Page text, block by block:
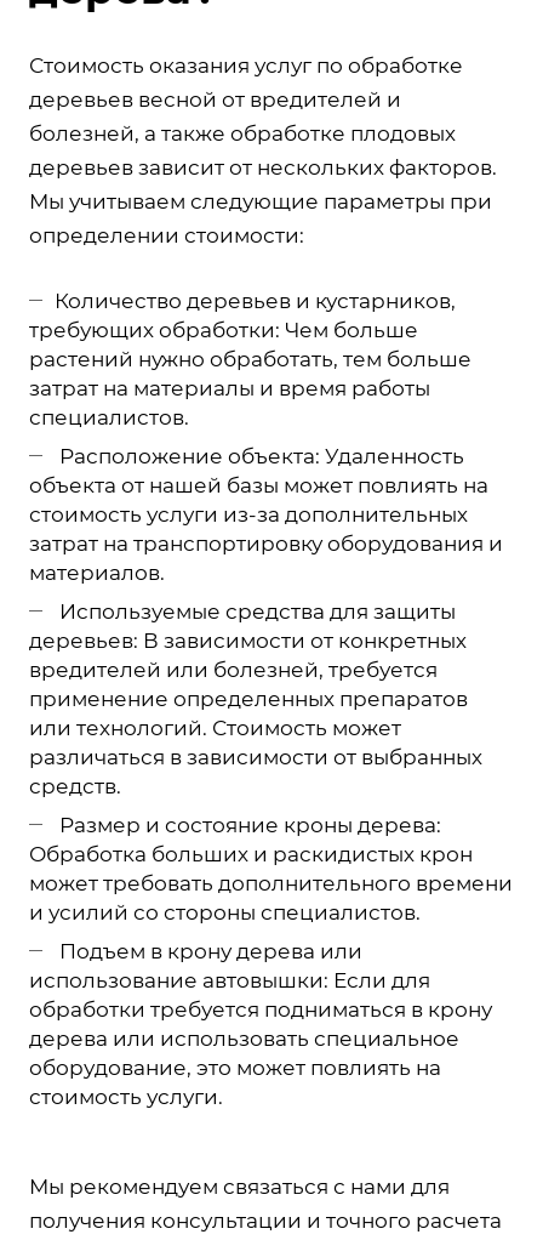
Стоимость оказания услуг по обработке
деревьев весной от вредителей и
болезней, а также обработке плодовых
деревьев зависит от нескольких факторов.
Мы учитываем следующие параметры при
определении стоимости:
Количество деревьев и кустарников,
требующих обработки: Чем больше
растений нужно обработать, тем больше
затрат на материалы и время работы
специалистов.
Расположение объекта: Удаленность
объекта от нашей базы может повлиять на
стоимость услуги из-за дополнительных
затрат на транспортировку оборудования и
материалов.
Используемые средства для защиты
деревьев: В зависимости от конкретных
вредителей или болезней, требуется
применение определенных препаратов
или технологий. Стоимость может
различаться в зависимости от выбранных
средств.
Размер и состояние кроны дерева:
Обработка больших и раскидистых крон
может требовать дополнительного времени
и усилий со стороны специалистов.
Подъем в крону дерева или
использование автовышки: Если для
обработки требуется подниматься в крону
дерева или использовать специальное
оборудование, это может повлиять на
стоимость услуги.
Мы рекомендуем связаться с нами для
получения консультации и точного расчета